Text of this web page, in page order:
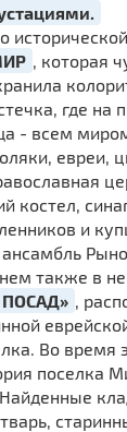
, которая
где на
- всем
евреи,
костел,
и
также в
,
Во время
поселка
Найденные